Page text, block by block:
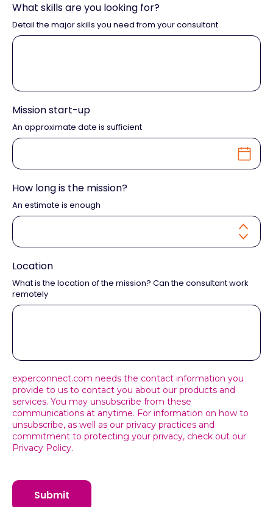
What skills are you looking for?
Detail the major skills you need from your consultant
Mission start-up
An approximate date is sufficient
How long is the mission?
An estimate is enough
Location
What is the location of the mission? Can the consultant work
remotely
experconnect.com needs the contact information you
provide to us to contact you about our products and
services. You may unsubscribe from these
communications at anytime. For information on how to
unsubscribe, as well as our privacy practices and
commitment to protecting your privacy, check out our
Privacy Policy.